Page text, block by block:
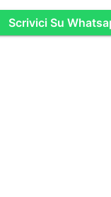
Scrivici Su